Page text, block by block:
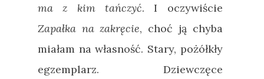
ma z kim tańczyć. I oczywiście
Zapałka na zakręcie, choć ją chyba
miałam na własność. Stary, pożółkły
egzemplarz. Dziewczęce